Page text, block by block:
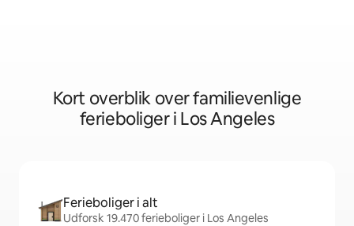
Kort overblik over familievenlige
ferieboliger i Los Angeles
Ferieboliger i alt
Udforsk 19.470 ferieboliger i Los Angeles